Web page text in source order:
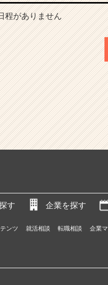
程がありません
す 企業を探す
ンツ 就活相談 転職相談 企業